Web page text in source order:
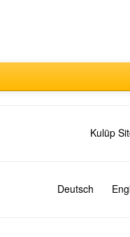
Kulüp
Deutsch